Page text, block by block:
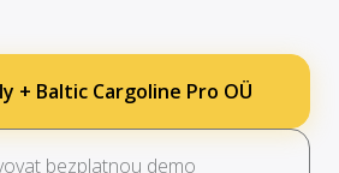
+ Baltic Cargoline Pro OÜ
bezplatnou demo